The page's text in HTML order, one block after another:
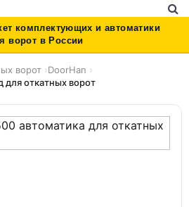
комплектующих и автоматики
ворот в России
ворот ›DoorHan ›
для откатных ворот